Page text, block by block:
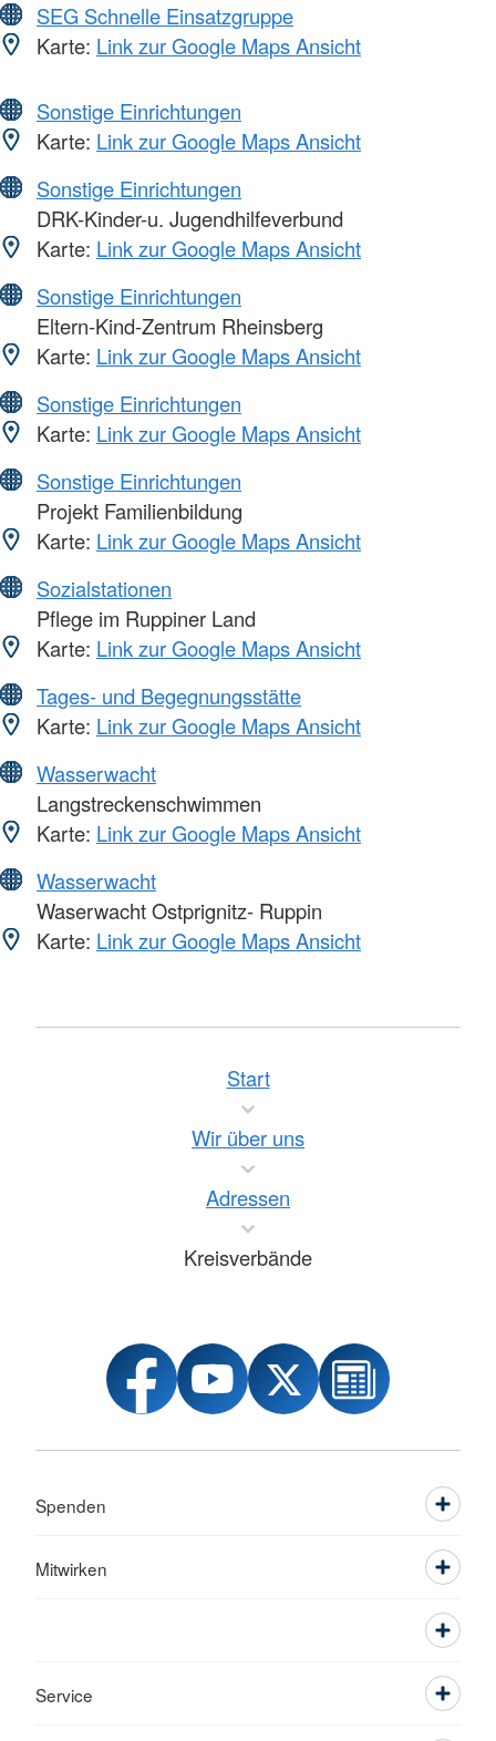
SEG Schnelle Einsatzgruppe
Karte: Link zur Google Maps Ansicht
Sonstige Einrichtungen
Karte: Link zur Google Maps Ansicht
Sonstige Einrichtungen
DRK-Kinder-u. Jugendhilfeverbund
Karte: Link zur Google Maps Ansicht
Sonstige Einrichtungen
Eltern-Kind-Zentrum Rheinsberg
Karte: Link zur Google Maps Ansicht
Sonstige Einrichtungen
Karte: Link zur Google Maps Ansicht
Sonstige Einrichtungen
Projekt Familienbildung
Karte: Link zur Google Maps Ansicht
Sozialstationen
Pflege im Ruppiner Land
Karte: Link zur Google Maps Ansicht
Tages- und Begegnungsstätte
Karte: Link zur Google Maps Ansicht
Wasserwacht
Langstreckenschwimmen
Karte: Link zur Google Maps Ansicht
Wasserwacht
Waserwacht Ostprignitz- Ruppin
Karte: Link zur Google Maps Ansicht
Start
Wir über uns
Adressen
Kreisverbände
Spenden
Mitwirken
Service